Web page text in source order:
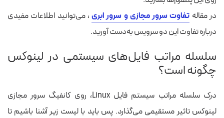
در مقاله تفاوت سرور مجازی و سرور ابری ، می‌توانید اطلاعات مفیدی
درباره تفاوت این دو سرویس به‌دست آورید.
سلسله مراتب فایل‌های سیستمی در لینوکس
چگونه است؟
درک سلسله مراتب سیستم فایل Linux، روی کانفیگ سرور مجازی
لینوکس تاثیر مستقیمی می‌گذارد. پس باید با لیست زیر آشنا باشیم تا